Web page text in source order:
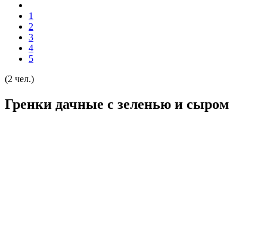
1
2
3
4
5
(2 чел.)
Гренки дачные с зеленью и сыром